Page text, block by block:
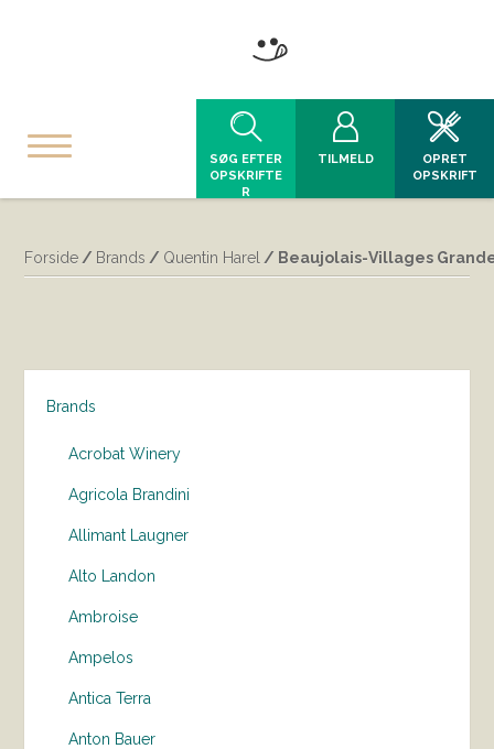
SØG EFTER
OPSKRIFTE
R
TILMELD
OPRET
OPSKRIFT
Forside / Brands / Quentin Harel / Beaujolais-Villages
Brands
Acrobat Winery
Agricola Brandini
Allimant Laugner
Alto Landon
Ambroise
Ampelos
Antica Terra
Anton Bauer